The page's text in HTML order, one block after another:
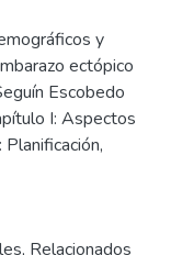
y
ectópico
Escobedo
I: Aspectos
, Relacionados